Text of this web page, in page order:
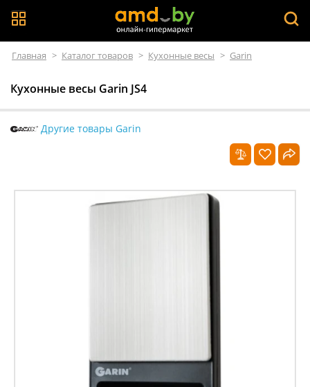
Главная > Каталог товаров > Кухонные весы > Garin
Кухонные весы Garin JS4
Другие товары Garin